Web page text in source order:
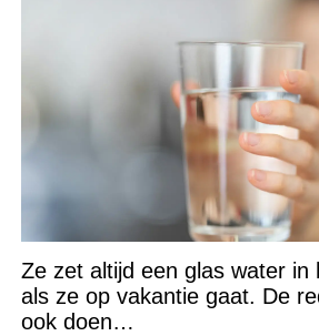
Ze zet altijd een glas water in
als ze op vakantie gaat. De
ook doen…